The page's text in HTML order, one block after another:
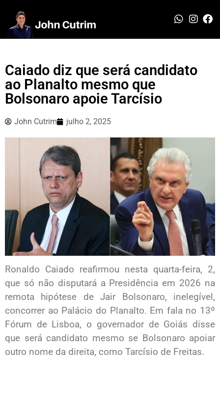
Caiado diz que será candidato
ao Planalto mesmo que
Bolsonaro apoie Tarcísio
John Cutrim julho 2, 2025
Ronaldo Caiado reafirmou nesta quarta-feira, 2,
que só não disputará a Presidência em 2026 na
remota hipótese de Jair Bolsonaro, inelegível,
concorrer ao Palácio do Planalto. Em fala no 13º
Fórum de Lisboa, o governador de Goiás disse
que será candidato mesmo se Bolsonaro apoiar
outro nome da direita, como Tarcísio de Freitas.